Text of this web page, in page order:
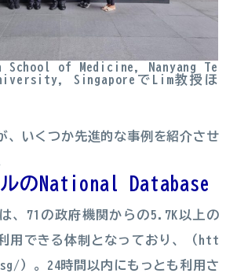
School of Medicine, Nanyang Te
SingaporeでLim教授ほ
、いくつか先進的な事例を紹介させ
のNational Database
、71の政府機関からの5.7K以上の
用できる体制となっており、（ htt
）。24時間以内にもっとも利用さ